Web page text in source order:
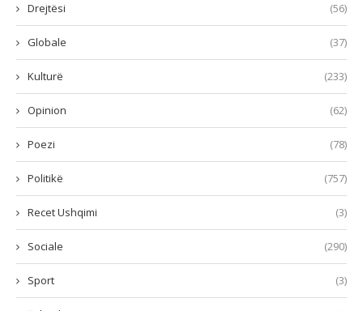
Drejtësi (56)
Globale (37)
Kulturë (233)
Opinion (62)
Poezi (78)
Politikë (757)
Recet Ushqimi (3)
Sociale (290)
Sport (3)